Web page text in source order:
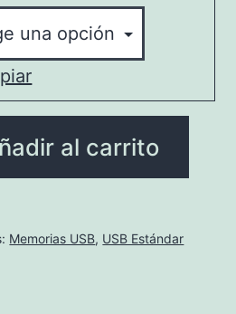
al carrito
Memorias USB, USB Estándar